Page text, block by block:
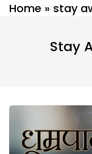
Home » stay
Stay